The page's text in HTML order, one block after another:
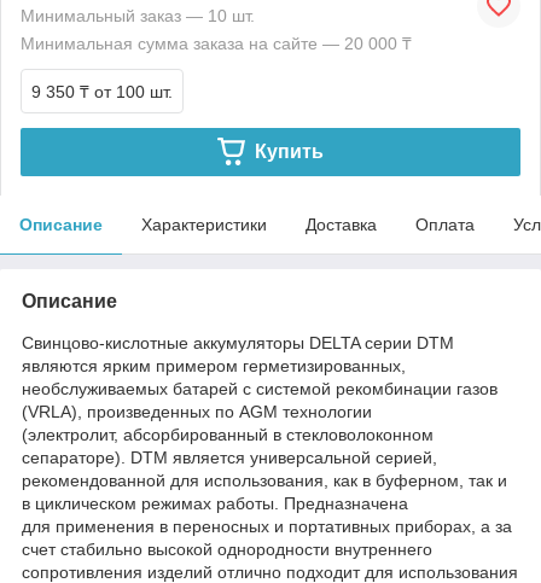
Минимальный заказ — 10 шт.
Минимальная сумма заказа на сайте — 20 000 ₸
9 350 ₸ от 100 шт.
Купить
Описание Характеристики Доставка Оплата
Описание
Свинцово-кислотные аккумуляторы DELTA серии DTM
являются ярким примером герметизированных,
необслуживаемых батарей с системой рекомбинации газов
(VRLA), произведенных по AGM технологии
(электролит, абсорбированный в стекловолоконном
сепараторе). DTM является универсальной серией,
рекомендованной для использования, как в буферном, так и
в циклическом режимах работы. Предназначена
для применения в переносных и портативных приборах, а за
счет стабильно высокой однородности внутреннего
сопротивления изделий отлично подходит для использования